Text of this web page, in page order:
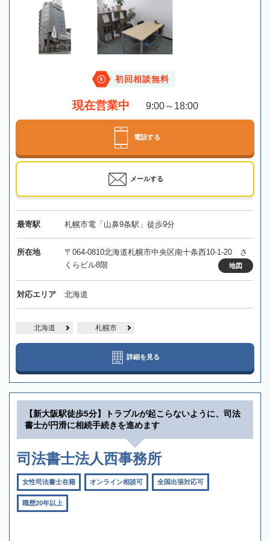
初回相談無料
現在営業中 9:00～18:00
電話する
メールする
最寄駅 札幌市電「山鼻9条駅」徒歩9分
所在地
〒064-0810北海道札幌市中央区南十条西10-1-20 さ
くらビル8階
地図
対応エリア 北海道
北海道 札幌市
詳細を見る
【新大阪駅徒歩5分】トラブルが起こらないように、司法
書士が円滑に相続手続きを進めます
司法書士法人西事務所
女性司法書士在籍 オンライン相談可 全国出張対応可
職歴20年以上